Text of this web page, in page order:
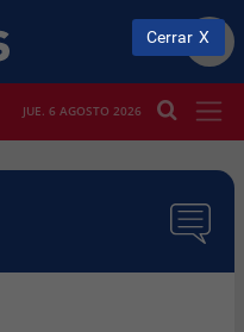
JUE. 6 AGOSTO 2026
Cerrar